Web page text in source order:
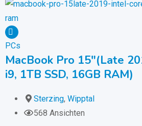
PCs
MacBook Pro 15″(Late
i9, 1TB SSD, 16GB RAM)
Sterzing, Wipptal
568 Ansichten